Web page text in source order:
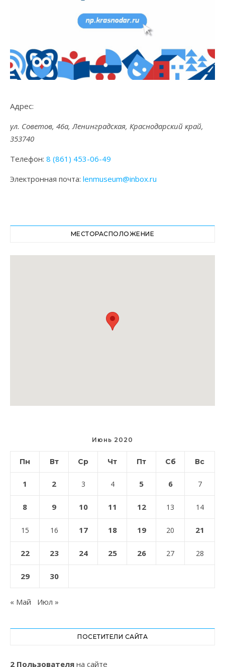
Адрес:
ул. Советов, 46а, Ленинградская, Краснодарский край,
353740
Телефон: 8 (861) 453-06-49
Электронная почта: lenmuseum@inbox.ru
МЕСТОРАСПОЛОЖЕНИЕ
Июнь 2020
Пн Вт Ср Чт Пт Сб Вс
1 2 3 4 5 6 7
8 9 10 11 12 13 14
15 16 17 18 19 20 21
22 23 24 25 26 27 28
29 30
« Май Июл »
ПОСЕТИТЕЛИ САЙТА
2 Пользователя на сайте